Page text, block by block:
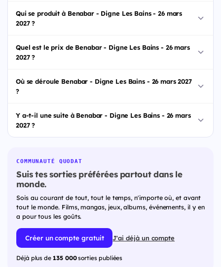
Qui se produit à Benabar - Digne Les Bains - 26 mars
2027 ?
Quel est le prix de Benabar - Digne Les Bains - 26 mars
2027 ?
Où se déroule Benabar - Digne Les Bains - 26 mars 2027
?
Y a-t-il une suite à Benabar - Digne Les Bains - 26 mars
2027 ?
COMMUNAUTÉ QUODAT
Suis tes sorties préférées partout dans le
monde.
Sois au courant de tout, tout le temps, n'importe où, et avant
tout le monde. Films, mangas, jeux, albums, événements, il y en
a pour tous les goûts.
Créer un compte gratuit J'ai déjà un compte
Déjà plus de 135 000sorties publiées